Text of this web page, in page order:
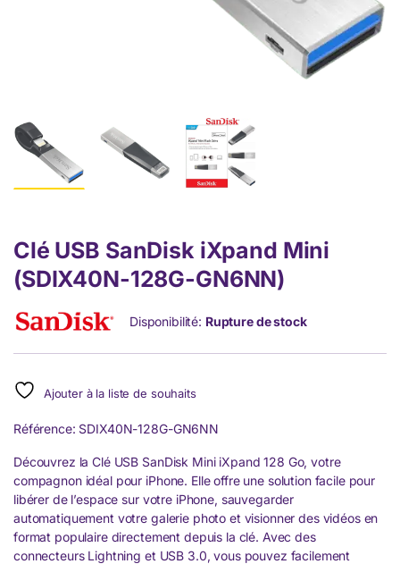
Clé USB SanDisk iXpand Mini
(SDIX40N-128G-GN6NN)
Disponibilité: Rupture de stock
Ajouter à la liste de souhaits
Référence: SDIX40N-128G-GN6NN
Découvrez la Clé USB SanDisk Mini iXpand 128 Go, votre
compagnon idéal pour iPhone. Elle offre une solution facile pour
libérer de l’espace sur votre iPhone, sauvegarder
automatiquement votre galerie photo et visionner des vidéos en
format populaire directement depuis la clé. Avec des
connecteurs Lightning et USB 3.0, vous pouvez facilement